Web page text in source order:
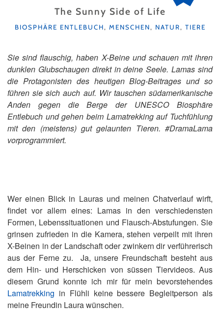
The Sunny Side of Life
KATEGORIEN
BIOSPHÄRE ENTLEBUCH, MENSCHEN, NATUR, TIERE
Sie sind flauschig, haben X-Beine und schauen mit ihren
dunklen Glubschaugen direkt in deine Seele. Lamas sind
die Protagonisten des heutigen Blog-Beitrages und so
führen sie sich auch auf. Wir tauschen südamerikanische
Anden gegen die Berge der UNESCO Biosphäre
Entlebuch und gehen beim Lamatrekking auf Tuchfühlung
mit den (meistens) gut gelaunten Tieren. #DramaLama
vorprogrammiert.
Wer einen Blick in Lauras und meinen Chatverlauf wirft,
findet vor allem eines: Lamas in den verschiedensten
Formen, Lebenssituationen und Flausch-Abstufungen. Sie
grinsen zufrieden in die Kamera, stehen verpeilt mit ihren
X-Beinen in der Landschaft oder zwinkern dir verführerisch
aus der Ferne zu. Ja, unsere Freundschaft besteht aus
dem Hin- und Herschicken von süssen Tiervideos. Aus
diesem Grund konnte ich mir für mein bevorstehendes
Lamatrekking in Flühli keine bessere Begleitperson als
meine Freundin Laura wünschen.